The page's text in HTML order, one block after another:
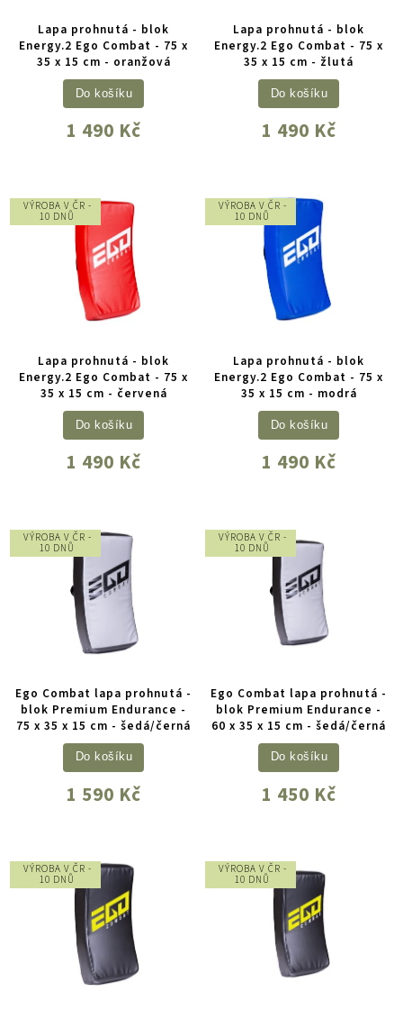
Lapa prohnutá - blok
Energy.2 Ego Combat - 75 x
35 x 15 cm - oranžová
1 490 Kč
Do košíku
Lapa prohnutá - blok
Energy.2 Ego Combat - 75 x
35 x 15 cm - žlutá
1 490 Kč
Do košíku
VÝROBA V ČR -
10 DNŮ
Lapa prohnutá - blok
Energy.2 Ego Combat - 75 x
35 x 15 cm - červená
1 490 Kč
Do košíku
VÝROBA V ČR -
10 DNŮ
Lapa prohnutá - blok
Energy.2 Ego Combat - 75 x
35 x 15 cm - modrá
1 490 Kč
Do košíku
VÝROBA V ČR -
10 DNŮ
Ego Combat lapa prohnutá -
blok Premium Endurance -
75 x 35 x 15 cm - šedá/černá
1 590 Kč
Do košíku
VÝROBA V ČR -
10 DNŮ
Ego Combat lapa prohnutá -
blok Premium Endurance -
60 x 35 x 15 cm - šedá/černá
1 450 Kč
Do košíku
VÝROBA V ČR -
10 DNŮ
VÝROBA V ČR -
10 DNŮ